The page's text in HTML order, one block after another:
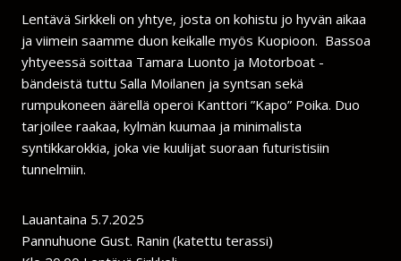
Lentävä Sirkkeli on yhtye, josta on kohistu jo hyvän aikaa
ja viimein saamme duon keikalle myös Kuopioon. Bassoa
yhtyeessä soittaa Tamara Luonto ja Motorboat -
bändeistä tuttu Salla Moilanen ja syntsan sekä
rumpukoneen äärellä operoi Kanttori ”Kapo” Poika. Duo
tarjoilee raakaa, kylmän kuumaa ja minimalista
syntikkarokkia, joka vie kuulijat suoraan futuristisiin
tunnelmiin.
Lauantaina 5.7.2025
Pannuhuone Gust. Ranin (katettu terassi)